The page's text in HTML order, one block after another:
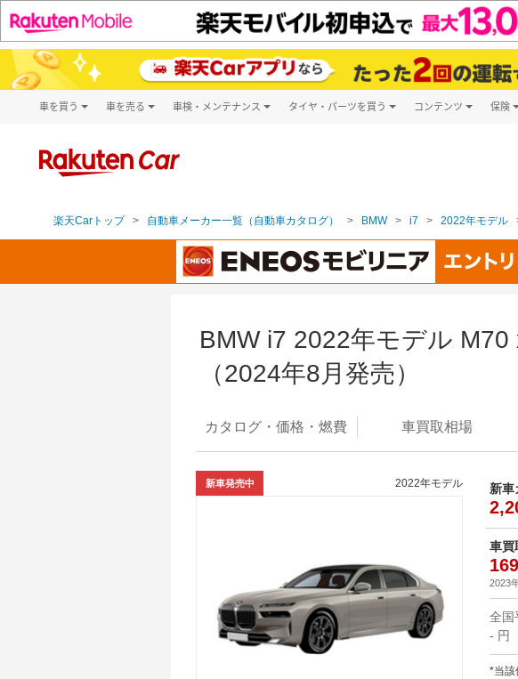
車を買う
新車
車を売る 車検・メンテナンス タイヤ・パーツを買う コンテンツ 保険
楽天Carトップ 自動車メーカー一覧（自動車カタログ） BMW i7 2022年モデル
BMW i7 2022年モデル
（2024年8月発売）
カタログ・価格・燃費 車買取相場
新車発売中 2022年モデル 新車
車買
2023
全国
- 円
*当該